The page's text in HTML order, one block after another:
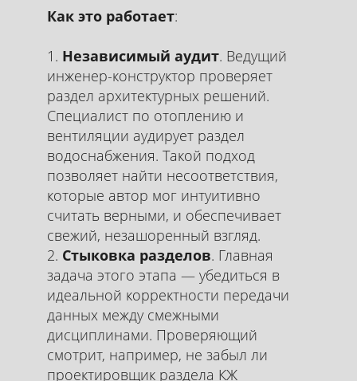
Как это работает:
Независимый аудит. Ведущий
инженер-конструктор проверяет
раздел архитектурных решений.
Специалист по отоплению и
вентиляции аудирует раздел
водоснабжения. Такой подход
позволяет найти несоответствия,
которые автор мог интуитивно
считать верными, и обеспечивает
свежий, незашоренный взгляд.
Стыковка разделов. Главная
задача этого этапа — убедиться в
идеальной корректности передачи
данных между смежными
дисциплинами. Проверяющий
смотрит, например, не забыл ли
проектировщик раздела КЖ